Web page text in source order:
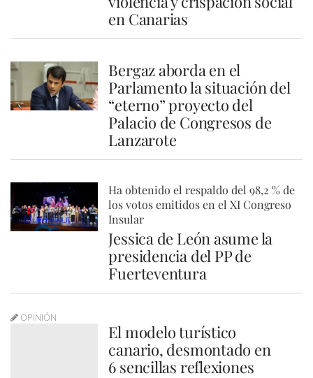
en Canarias
Bergaz aborda en el
Parlamento la situación del
“eterno” proyecto del
Palacio de Congresos de
Lanzarote
Ha obtenido el respaldo del 98,2 % de
los votos emitidos en el XI Congreso
Insular
Jessica de León asume la
presidencia del PP de
Fuerteventura
OPINIÓN
El modelo turístico
canario, desmontado en
6 sencillas reflexiones